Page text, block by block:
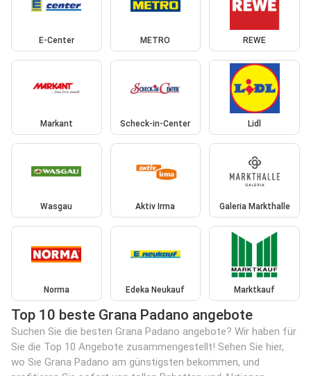
E-Center METRO REWE
Markant Scheck-in-Center Lidl
Wasgau Aktiv Irma Galeria Markthalle
Norma Edeka Neukauf Marktkauf
Top 10 beste Grana Padano angebote
Suchen Sie die besten Grana Padano angebote? Wir haben für
Sie die Top 10 Angebote zusammengestellt! Sehen Sie hier,
wo Sie Grana Padano am günstigsten bekommen, und